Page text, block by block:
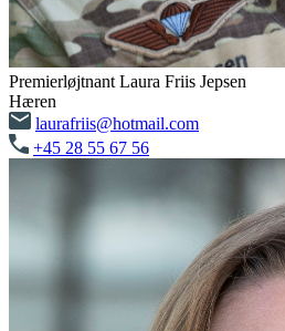
Premierløjtnant Laura Friis Jepsen
Hæren
laurafriis@hotmail.com
+45 28 55 67 56